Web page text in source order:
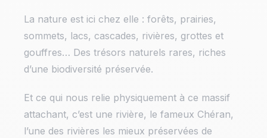
La nature est ici chez elle : forêts, prairies,
sommets, lacs, cascades, rivières, grottes et
gouffres… Des trésors naturels rares, riches
d’une biodiversité préservée.
Et ce qui nous relie physiquement à ce massif
attachant, c’est une rivière, le fameux Chéran,
l’une des rivières les mieux préservées de